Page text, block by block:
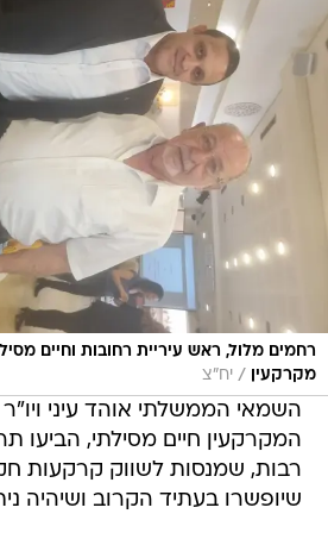
רחמים מלול, ראש עיריית רחובות וחיים
מקרקעין
/ יח"צ
השמאי הממשלתי אוהד עיני
המקרקעין חיים מסילתי, הביעו
רבות, שמנסות לשווק קרקעות
שיופשרו בעתיד הקרוב ושיהיה